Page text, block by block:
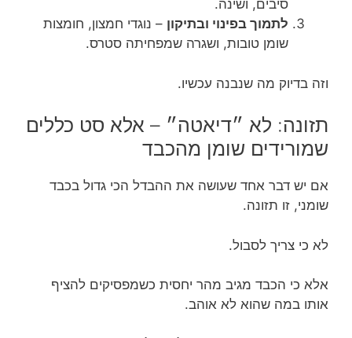
סיבים, ושינה.
לתמוך בפינוי ובתיקון – נוגדי חמצון, חומצות
שומן טובות, ושגרה שמפחיתה סטרס.
וזה בדיוק מה שנבנה עכשיו.
תזונה: לא ״דיאטה״ – אלא סט כללים
שמורידים שומן מהכבד
אם יש דבר אחד שעושה את ההבדל הכי גדול בכבד
שומני, זו תזונה.
לא כי צריך לסבול.
אלא כי הכבד מגיב מהר יחסית כשמפסיקים להציף
אותו במה שהוא לא אוהב.